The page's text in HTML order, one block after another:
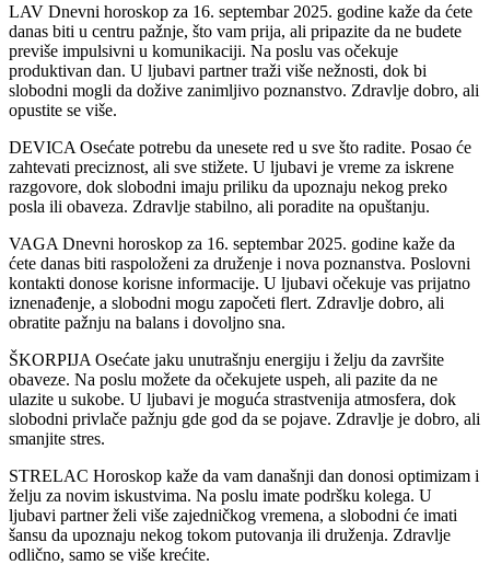
LAV Dnevni horoskop za 16. septembar 2025. godine kaže da ćete
danas biti u centru pažnje, što vam prija, ali pripazite da ne budete
previše impulsivni u komunikaciji. Na poslu vas očekuje
produktivan dan. U ljubavi partner traži više nežnosti, dok bi
slobodni mogli da dožive zanimljivo poznanstvo. Zdravlje dobro, ali
opustite se više.
DEVICA Osećate potrebu da unesete red u sve što radite. Posao će
zahtevati preciznost, ali sve stižete. U ljubavi je vreme za iskrene
razgovore, dok slobodni imaju priliku da upoznaju nekog preko
posla ili obaveza. Zdravlje stabilno, ali poradite na opuštanju.
VAGA Dnevni horoskop za 16. septembar 2025. godine kaže da
ćete danas biti raspoloženi za druženje i nova poznanstva. Poslovni
kontakti donose korisne informacije. U ljubavi očekuje vas prijatno
iznenađenje, a slobodni mogu započeti flert. Zdravlje dobro, ali
obratite pažnju na balans i dovoljno sna.
ŠKORPIJA Osećate jaku unutrašnju energiju i želju da završite
obaveze. Na poslu možete da očekujete uspeh, ali pazite da ne
ulazite u sukobe. U ljubavi je moguća strastvenija atmosfera, dok
slobodni privlače pažnju gde god da se pojave. Zdravlje je dobro, ali
smanjite stres.
STRELAC Horoskop kaže da vam današnji dan donosi optimizam i
želju za novim iskustvima. Na poslu imate podršku kolega. U
ljubavi partner želi više zajedničkog vremena, a slobodni će imati
šansu da upoznaju nekog tokom putovanja ili druženja. Zdravlje
odlično, samo se više krećite.